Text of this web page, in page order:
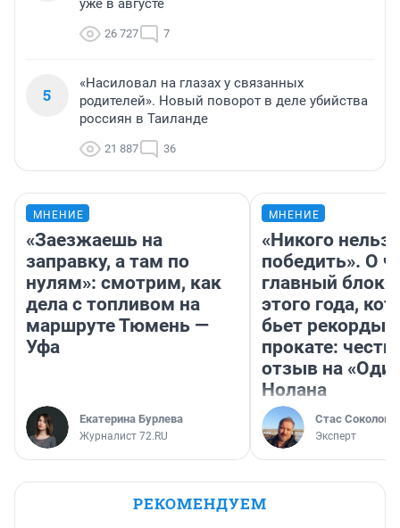
уже в августе
26 727 7
5
«Насиловал на глазах у связанных
родителей». Новый поворот в деле убийства
россиян в Таиланде
21 887 36
МНЕНИЕ
«Заезжаешь на
заправку, а там по
нулям»: смотрим, как
дела с топливом на
маршруте Тюмень —
Уфа
Екатерина Бурлева
Журналист 72.RU
МНЕНИЕ
«Никого нельзя
победить». О
главный
этого года,
бьет рекорды в
прокате:
отзыв на
Нолана
Стас Соколов
Эксперт
РЕКОМЕНДУЕМ